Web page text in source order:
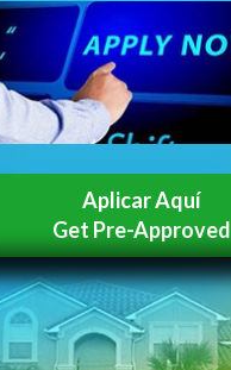
Aplicar Aquí
Get Pre-Approved